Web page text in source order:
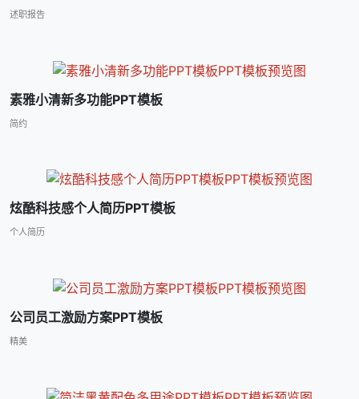
述职报告
素雅小清新多功能PPT模板
简约
炫酷科技感个人简历PPT模板
个人简历
公司员工激励方案PPT模板
精美